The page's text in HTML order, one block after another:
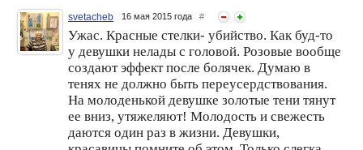
svetacheb 16 мая 2015 года #
Ужас. Красные стелки- убийство. Как буд-то
у девушки нелады с головой. Розовые вообще
создают эффект после болячек. Думаю в
тенях не должно быть переусердствования.
На молоденькой девушке золотые тени тянут
ее вниз, утяжеляют! Молодость и свежесть
даются один раз в жизни. Девушки,